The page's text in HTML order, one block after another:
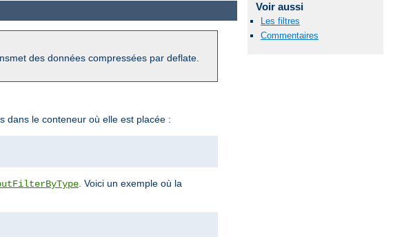
Voir aussi
Les filtres
Commentaires
des données compressées par deflate.
dans le conteneur où elle est placée :
. Voici un exemple où la